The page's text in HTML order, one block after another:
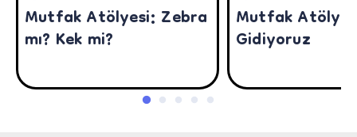
Mutfak Atölyesi: Zebra
mı? Kek mi?
Mutfak
Gidiyoruz